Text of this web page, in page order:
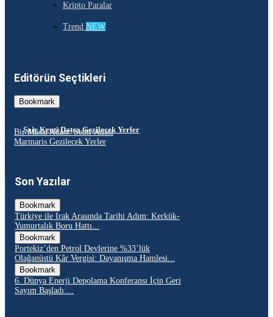
Kripto Paralar
Trend NEW
Editörün Seçtikleri
Bookmark
Şair Kenti Datça Gezilecek Yerler
Bir Masal Adası: Sedir Adası
Marmaris Gezilecek Yerler
Son Yazılar
Bookmark
Türkiye ile Irak Arasında Tarihi Adım: Kerkük-
Yumurtalık Boru Hattı...
Bookmark
Portekiz’den Petrol Devlerine %33’lük
Olağanüstü Kâr Vergisi: Dayanışma Hamlesi...
Bookmark
6. Dünya Enerji Depolama Konferansı İçin Geri
Sayım Başladı:...